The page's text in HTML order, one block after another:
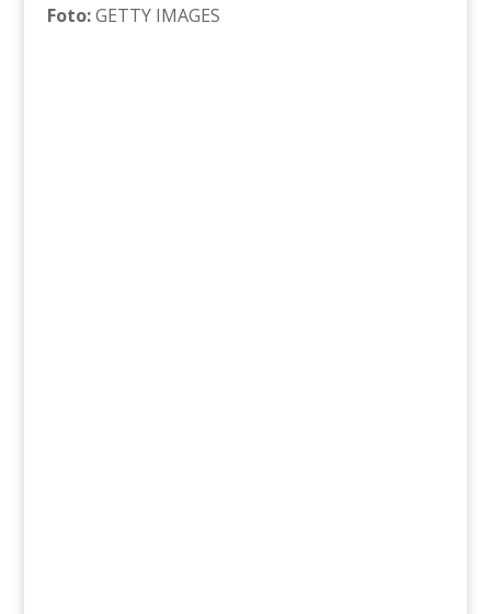
Foto:GETTY IMAGES